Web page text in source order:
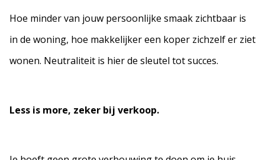
Hoe minder van jouw persoonlijke smaak zichtbaar is
in de woning, hoe makkelijker een koper zichzelf er ziet
wonen. Neutraliteit is hier de sleutel tot succes.
Less is more, zeker bij verkoop.